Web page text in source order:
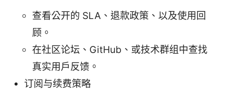
查看公开的 SLA、退款政策、以及使用回
顾。
在社区论坛、GitHub、或技术群组中查找
真实用户反馈。
订阅与续费策略